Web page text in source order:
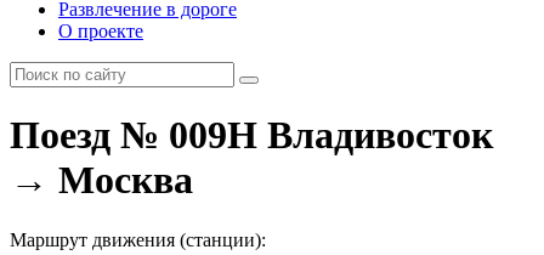
Развлечение в дороге
О проекте
Поезд № 009Н Владивосток
→ Москва
Маршрут движения (станции):